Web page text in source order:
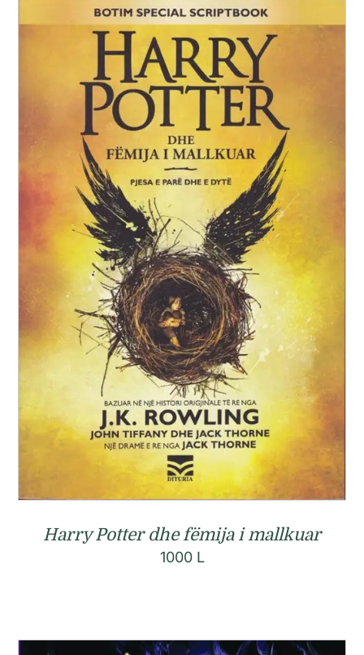
Harry Potter dhe fëmija i mallkuar
1000 L